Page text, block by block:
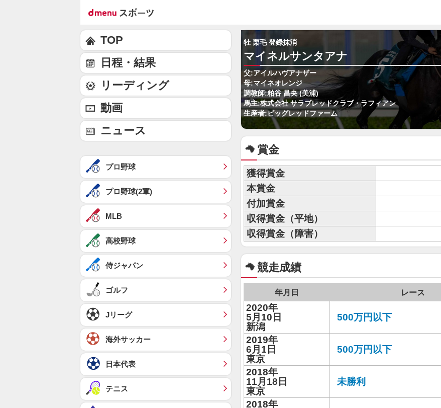
牡 栗毛 登録抹消
マイネルサンタアナ
父:アイルハヴアナザー
母:マイネオレンジ
調教師:粕谷 昌央 (美浦)
馬主:株式会社 サラブレッドクラブ・ラフィアン
生産者:ビッグレッドファーム
賞金
獲得賞金
本賞金
付加賞金
収得賞金（平地）
収得賞金（障害）
競走成績
年月日 レース
2020年
5月10日
新潟
500万円以下
2019年
6月1日
東京
500万円以下
2018年
11月18日
東京
未勝利
2018年
TOP
日程・結果
リーディング
動画
ニュース
プロ野球
プロ野球(2軍)
MLB
高校野球
侍ジャパン
ゴルフ
Jリーグ
海外サッカー
日本代表
テニス